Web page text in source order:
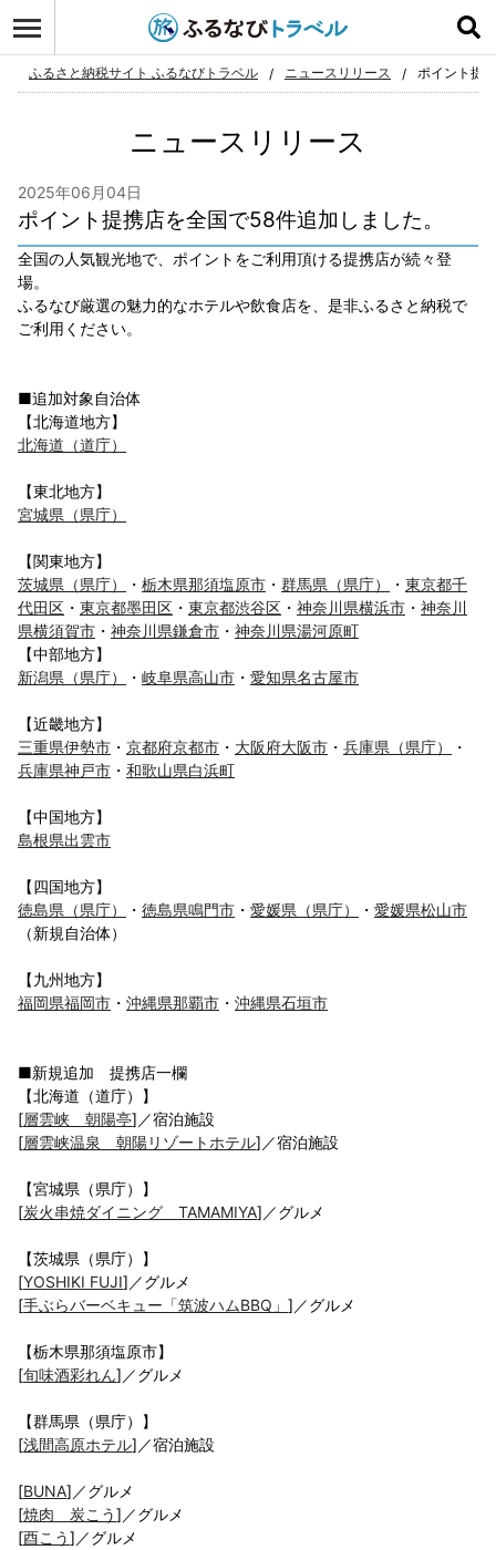
お気に入り
ふるさと納税サイト ふるなびトラベル ニュースリリース ポイント提
ニュースリリース
2025年06月04日
ポイント提携店を全国で58件追加しました。
全国の人気観光地で、ポイントをご利用頂ける提携店が続々登
場。
ふるなび厳選の魅力的なホテルや飲食店を、是非ふるさと納税で
ご利用ください。
■追加対象自治体
【北海道地方】
北海道（道庁）
【東北地方】
宮城県（県庁）
【関東地方】
茨城県（県庁）
・ 栃木県那須塩原市 ・ 群馬県（県庁） ・ 東京都千
代田区 ・ 東京都墨田区 ・ 東京都渋谷区 ・ 神奈川県横浜市 ・ 神奈川
県横須賀市 ・ 神奈川県鎌倉市 ・ 神奈川県湯河原町
【中部地方】
新潟県（県庁）
・ 岐阜県高山市 ・ 愛知県名古屋市
【近畿地方】
三重県伊勢市 ・ 京都府京都市 ・ 大阪府大阪市 ・ 兵庫県（県庁）
・
兵庫県神戸市 ・ 和歌山県白浜町
【中国地方】
島根県出雲市
【四国地方】
徳島県（県庁）
・ 徳島県鳴門市 ・ 愛媛県（県庁） ・ 愛媛県松山市
（新規自治体）
【九州地方】
福岡県福岡市 ・ 沖縄県那覇市 ・ 沖縄県石垣市
■新規追加 提携店一欄
【北海道（道庁）】
[層雲峡 朝陽亭]／宿泊施設
[層雲峡温泉 朝陽リゾートホテル]／宿泊施設
【宮城県（県庁）】
[炭火串焼ダイニング TAMAMIYA]／グルメ
【茨城県（県庁）】
[YOSHIKI FUJI]／グルメ
[手ぶらバーベキュー「筑波ハムBBQ」 ]／グルメ
【栃木県那須塩原市】
[旬味酒彩れん]／グルメ
【群馬県（県庁）】
[浅間高原ホテル]／宿泊施設
[BUNA]／グルメ
[焼肉 炭こう]／グルメ
[酉こう]／グルメ